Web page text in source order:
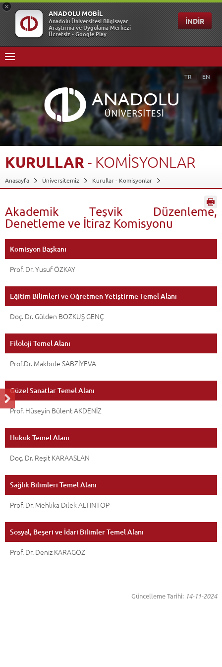
TR EN
KURULLAR - KOMİSYONLAR
Anasayfa Üniversitemiz
Kurullar - Komisyonlar
Akademik Teşvik Düzenleme,
Denetleme ve İtiraz Komisyonu
Komisyon Başkanı
Prof. Dr. Yusuf ÖZKAY
Eğitim Bilimleri ve Öğretmen Yetiştirme Temel Alanı
Doç. Dr. Gülden BOZKUŞ GENÇ
Filoloji Temel Alanı
Prof.Dr. Makbule SABZİYEVA
Güzel Sanatlar Temel Alanı
Prof. Hüseyin Bülent AKDENİZ
Hukuk Temel Alanı
Doç. Dr. Reşit KARAASLAN
Sağlık Bilimleri Temel Alanı
Prof. Dr. Mehlika Dilek ALTINTOP
Sosyal, Beşeri ve İdari Bilimler Temel Alanı
Prof. Dr. Deniz KARAGÖZ
Güncelleme Tarihi: 14-11-2024